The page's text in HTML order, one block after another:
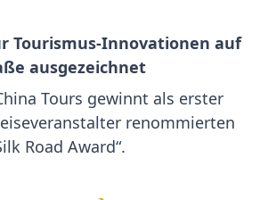
Tourismus-Innovationen auf
ausgezeichnet
Tours gewinnt als erster
renommierten
Road Award“.